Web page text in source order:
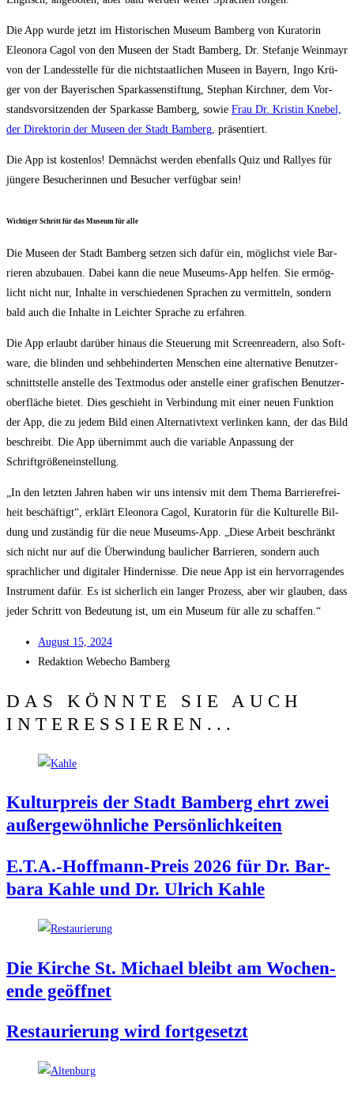
Die App wur­de jetzt im His­to­ri­schen Muse­um Bam­berg von Kura­to­rin
Eleo­no­ra Cagol von den Muse­en der Stadt Bam­berg, Dr. Ste­fan­je Wein­mayr
von der Lan­des­stel­le für die nicht­staat­li­chen Muse­en in Bay­ern, Ingo Krü­
ger von der Baye­ri­schen Spar­kas­sen­stif­tung, Ste­phan Kirch­ner, dem Vor­
stands­vor­sit­zen­den der Spar­kas­se Bam­berg, sowie Frau Dr. Kris­tin Kne­bel,
der Direk­to­rin der Muse­en der Stadt Bam­berg, präsentiert.
Die App ist kos­ten­los! Dem­nächst wer­den eben­falls Quiz und Ral­lyes für
jün­ge­re Besu­che­rin­nen und Besu­cher ver­füg­bar sein!
Wich­ti­ger Schritt für das Muse­um für alle
Die Muse­en der Stadt Bam­berg set­zen sich dafür ein, mög­lichst vie­le Bar­
rie­ren abzu­bau­en. Dabei kann die neue Muse­ums-App hel­fen. Sie ermög­
licht nicht nur, Inhal­te in ver­schie­de­nen Spra­chen zu ver­mit­teln, son­dern
bald auch die Inhal­te in Leich­ter Spra­che zu erfahren.
Die App erlaubt dar­über hin­aus die Steue­rung mit Screen­rea­dern, also Soft­
ware, die blin­den und seh­be­hin­der­ten Men­schen eine alter­na­ti­ve Benut­zer­
schnitt­stel­le anstel­le des Text­mo­dus oder anstel­le einer gra­fi­schen Benut­zer­
ober­flä­che bie­tet. Dies geschieht in Ver­bin­dung mit einer neu­en Funk­ti­on
der App, die zu jedem Bild einen Alter­na­tiv­text ver­lin­ken kann, der das Bild
beschreibt. Die App über­nimmt auch die varia­ble Anpas­sung der
Schriftgrößeneinstellung.
„In den letz­ten Jah­ren haben wir uns inten­siv mit dem The­ma Bar­rie­re­frei­
heit beschäf­tigt“, erklärt Eleo­no­ra Cagol, Kura­to­rin für die Kul­tu­rel­le Bil­
dung und zustän­dig für die neue Muse­ums-App. „Die­se Arbeit beschränkt
sich nicht nur auf die Über­win­dung bau­li­cher Bar­rie­ren, son­dern auch
sprach­li­cher und digi­ta­ler Hin­der­nis­se. Die neue App ist ein her­vor­ra­gen­des
Instru­ment dafür. Es ist sicher­lich ein lan­ger Pro­zess, aber wir glau­ben, dass
jeder Schritt von Bedeu­tung ist, um ein Muse­um für alle zu schaffen.“
August 15, 2024
Redak­ti­on Web­echo Bamberg
DAS KÖNNTE SIE AUCH
INTERESSIEREN...
Kul­tur­preis der Stadt Bam­berg ehrt zwei
außer­ge­wöhn­li­che Persönlichkeiten
E.T.A.-Hoffmann-Preis 2026 für Dr. Bar­
ba­ra Kah­le und Dr. Ulrich Kahle
Die Kir­che St. Micha­el bleibt am Wochen­
en­de geöffnet
Restau­rie­rung wird fortgesetzt